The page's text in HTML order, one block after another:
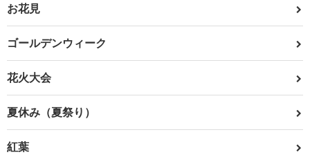
お花見
ゴールデンウィーク
花火大会
夏休み（夏祭り）
紅葉